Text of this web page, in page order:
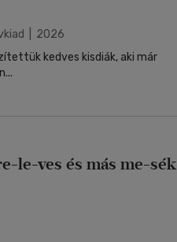
| 2026
kedves kisdiák, aki már
le-ves és más me-sék